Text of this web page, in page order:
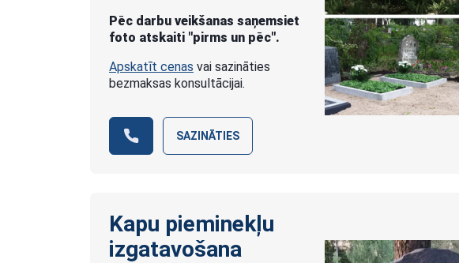
Pēc darbu veikšanas saņemsiet
foto atskaiti "pirms un pēc".
Apskatīt cenas vai sazināties
bezmaksas konsultācijai.
SAZINĀTIES
Kapu pieminekļu
izgatavošana